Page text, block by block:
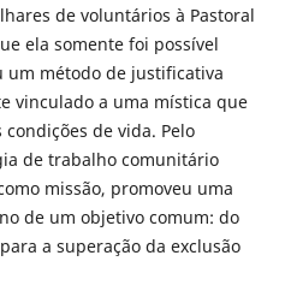
de voluntários à Pastoral
ela somente foi possível
um método de justificativa
vinculado a uma mística que
de vida. Pelo
de trabalho comunitário
missão, promoveu uma
de um objetivo comum: do
a superação da exclusão